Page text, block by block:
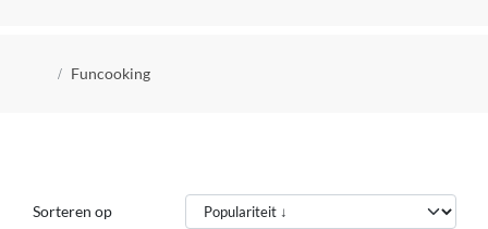
Kruimelpad
Funcooking
Sorteren op